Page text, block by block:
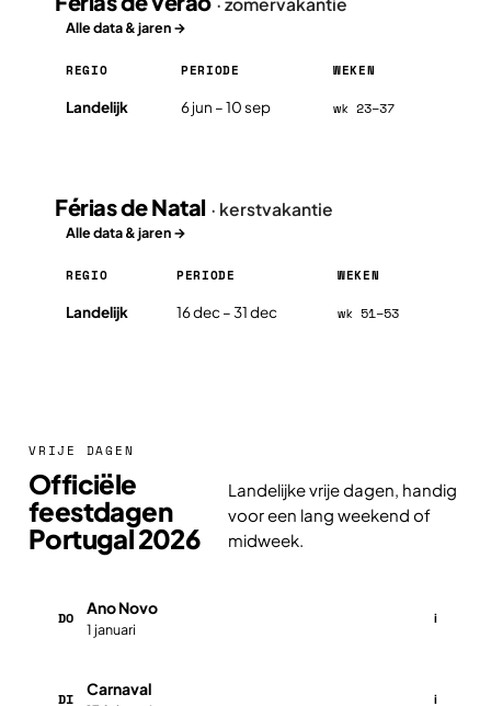
Alle data & jaren →
Férias de verão in Portugal 2026, per regio
REGIO PERIODE WEKEN
Landelijk 6 jun – 10 sep wk 23–37
Férias de Natal · kerstvakantie
Alle data & jaren →
Férias de Natal in Portugal 2026, per regio
REGIO PERIODE WEKEN
Landelijk 16 dec – 31 dec wk 51–53
VRIJE DAGEN
Officiële
feestdagen
Portugal 2026
Landelijke vrije dagen, handig
voor een lang weekend of
midweek.
DO
Ano Novo
1 januari
i
DI
Carnaval
i